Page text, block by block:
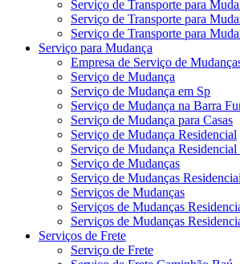
Serviço de Transporte para
Serviço de Transporte para
Serviço de Transporte para
Serviço para Mudança
Empresa de Serviço de
Serviço de Mudança
Serviço de Mudança em Sp
Serviço de Mudança na Barra
Serviço de Mudança para Casas
Serviço de Mudança Residencial
Serviço de Mudança Residencial
Serviço de Mudanças
Serviço de Mudanças
Serviços de Mudanças
Serviços de Mudanças
Serviços de Mudanças
Serviços de Frete
Serviço de Frete